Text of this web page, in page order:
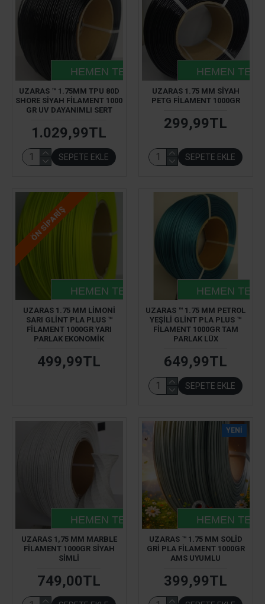
HEMEN TESLIM
UZARAS ™ 1.75MM TPU 80D
SHORE SIYAH FILAMENT 1000
GR UV DAYANIMLI SERT
1.029,99TL
SEPETE EKLE
HEMEN
UZARAS 1.75 MM SIYAH
PETG FILAMENT 1000GR
299,99TL
SEPETE EKLE
HEMEN TESLIM
ÖN SIPARIŞ
UZARAS 1.75 MM LIMONI
SARI GLINT PLA PLUS ™
FILAMENT 1000GR YARI
PARLAK EKONOMIK
499,99TL
HEMEN
UZARAS ™ 1.75 MM PETROL
YEŞILI GLINT PLA PLUS ™
FILAMENT 1000GR TAM
PARLAK LÜX
649,99TL
SEPETE EKLE
HEMEN TESLIM
UZARAS 1,75 MM MARBLE
FILAMENT 1000GR SIYAH
SIMLI
749,00TL
YENI
HEMEN
UZARAS ™ 1.75 MM SOLID
GRI PLA FILAMENT 1000GR
AMS UYUMLU
399,99TL